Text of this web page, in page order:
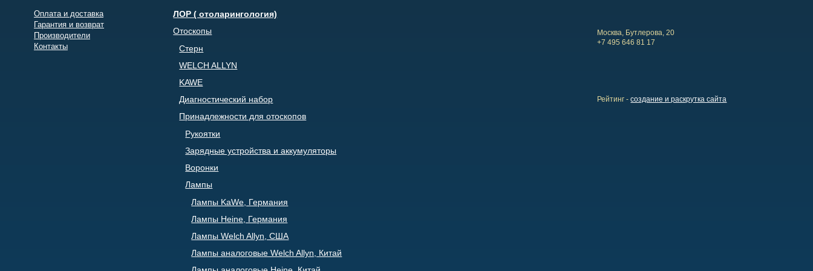
Оплата и доставка
Гарантия и возврат
Производители
Контакты
ЛОР ( отоларингология)
Отоскопы
Стерн
WELCH ALLYN
KAWE
Диагностический набор
Принадлежности для отоскопов
Рукоятки
Зарядные устройства и аккумуляторы
Воронки
Лампы
Лампы KaWe, Германия
Лампы Heine, Германия
Лампы Welch Allyn, США
Лампы аналоговые Welch Allyn, Китай
Москва, Бутлерова, 20
+7 495 646 81 17
Рейтинг -создание и раскрутка сайта